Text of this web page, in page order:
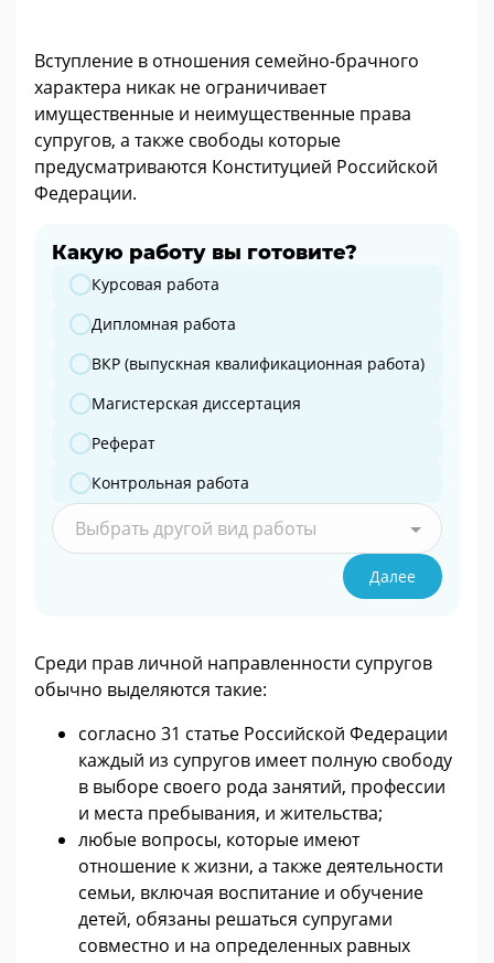
Вступление в отношения семейно-брачного
характера никак не ограничивает
имущественные и неимущественные права
супругов, а также свободы которые
предусматриваются Конституцией Российской
Федерации.
Какую работу вы готовите?
Какую работу вы готовите?
Курсовая работа
Дипломная работа
ВКР (выпускная квалификационная работа)
Магистерская диссертация
Реферат
Контрольная работа
Выбрать другой вид работы
Далее
Среди прав личной направленности супругов
обычно выделяются такие:
согласно 31 статье Российской Федерации
каждый из супругов имеет полную свободу
в выборе своего рода занятий, профессии
и места пребывания, и жительства;
любые вопросы, которые имеют
отношение к жизни, а также деятельности
семьи, включая воспитание и обучение
детей, обязаны решаться супругами
совместно и на определенных равных